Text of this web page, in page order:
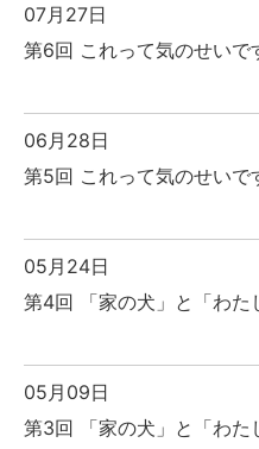
07月27日
第6回 これって気のせいで
06月28日
第5回 これって気のせいで
05月24日
第4回 「家の犬」と「わた
05月09日
第3回 「家の犬」と「わた